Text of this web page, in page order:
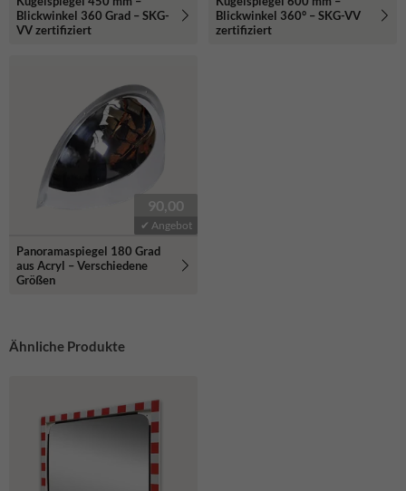
Blickwinkel 360 Grad – SKG-
VV zertifiziert
Blickwinkel 360° – SKG-VV
zertifiziert
90,00
✔ Angebot
Panoramaspiegel 180 Grad
aus Acryl – Verschiedene
Größen
Ähnliche Produkte